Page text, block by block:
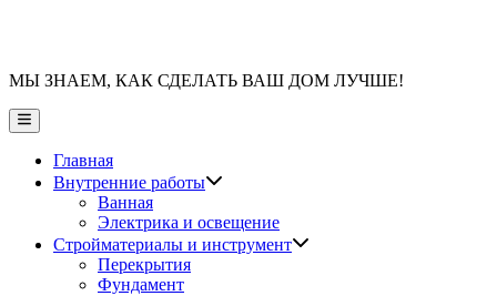
МЫ ЗНАЕМ, КАК СДЕЛАТЬ ВАШ ДОМ ЛУЧШЕ!
Главное
меню
Главная
Внутренние работы
Ванная
Электрика и освещение
Стройматериалы и инструмент
Перекрытия
Фундамент